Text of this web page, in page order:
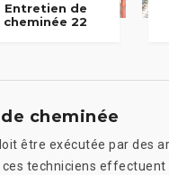
Entretien de
cheminée 22
cheminée
être exécutée par des
techniciens effectuent